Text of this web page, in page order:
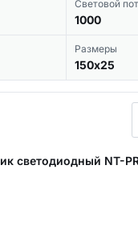
Световой
1000
Размеры
150х25
светодиодный NT-